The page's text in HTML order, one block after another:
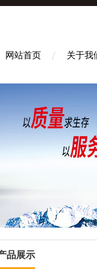
网站首页 关于我
品展示